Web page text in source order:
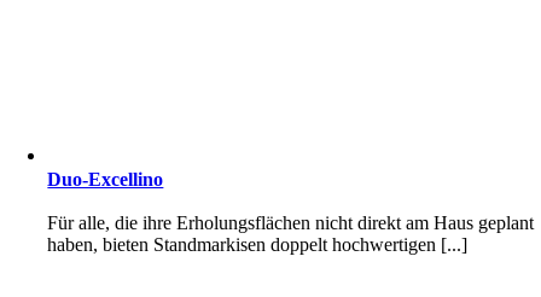
Duo-Excellino
Für alle, die ihre Erholungsflächen nicht direkt am Haus geplant
haben, bieten Standmarkisen doppelt hochwertigen [...]